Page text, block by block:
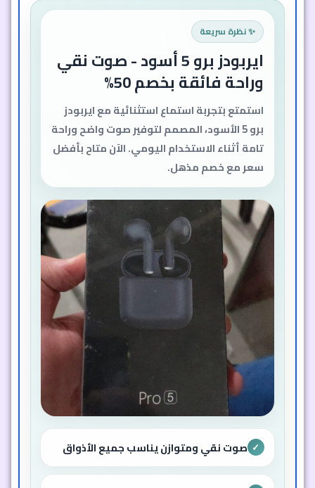
✨ نظرة سريعة
ايربودز برو 5 أسود - صوت نقي
وراحة فائقة بخصم 50%
استمتع بتجربة استماع استثنائية مع ايربودز
برو 5 الأسود، المصمم لتوفير صوت واضح وراحة
تامة أثناء الاستخدام اليومي. الآن متاح بأفضل
سعر مع خصم مذهل.
✓ صوت نقي ومتوازن يناسب جميع الأذواق